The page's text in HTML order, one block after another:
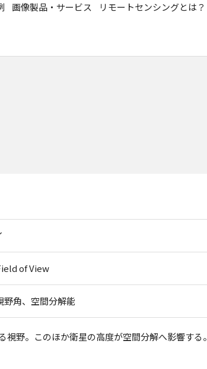
画像製品・サービス リモートセンシングとは？
of View
野角、空間分解能
野。このほか衛星の高度が空間分解へ影響する。